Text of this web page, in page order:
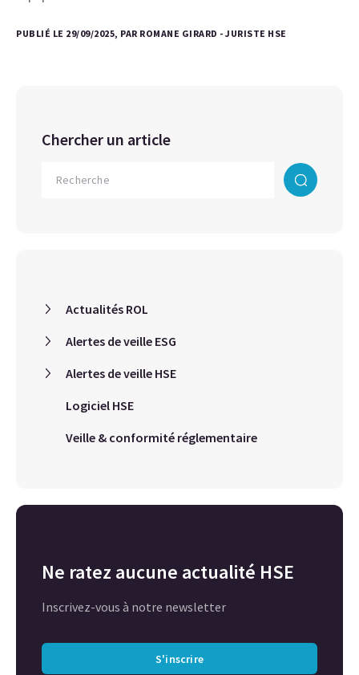
PUBLIÉ LE 29/09/2025, PAR ROMANE GIRARD - JURISTE HSE
Chercher un article
Actualités ROL
Alertes de veille ESG
Alertes de veille HSE
Logiciel HSE
Veille & conformité réglementaire
Ne ratez aucune actualité HSE
Inscrivez-vous à notre newsletter
S'inscrire